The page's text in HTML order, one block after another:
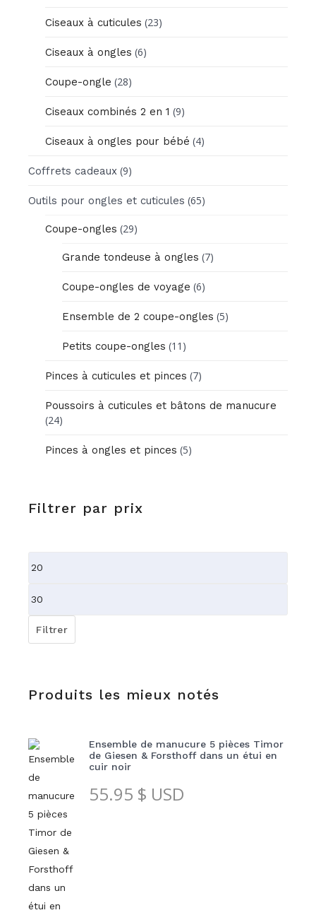
Ciseaux à cuticules (23)
Ciseaux à ongles (6)
Coupe-ongle (28)
Ciseaux combinés 2 en 1 (9)
Ciseaux à ongles pour bébé (4)
Coffrets cadeaux (9)
Outils pour ongles et cuticules (65)
Coupe-ongles (29)
Grande tondeuse à ongles (7)
Coupe-ongles de voyage (6)
Ensemble de 2 coupe-ongles (5)
Petits coupe-ongles (11)
Pinces à cuticules et pinces (7)
Poussoirs à cuticules et bâtons de manucure
(24)
Pinces à ongles et pinces (5)
Filtrer par prix
Prix
Prix
max
Filtrer
Produits les mieux notés
Ensemble de manucure 5 pièces Timor
de Giesen & Forsthoff dans un étui en
cuir noir
55.95 $ USD